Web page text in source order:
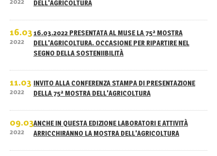
DELL'AGRICOLTURA
16.03
2022
16.03.2022 PRESENTATA AL MUSE LA 75ª MOSTRA
DELL'AGRICOLTURA. OCCASIONE PER RIPARTIRE NEL
SEGNO DELLA SOSTENIIBILITÀ
11.03
2022
INVITO ALLA CONFERENZA STAMPA DI PRESENTAZIONE
DELLA 75ª MOSTRA DELL'AGRICOLTURA
09.03
2022
ANCHE IN QUESTA EDIZIONE LABORATORI E ATTIVITÀ
ARRICCHIRANNO LA MOSTRA DELL'AGRICOLTURA